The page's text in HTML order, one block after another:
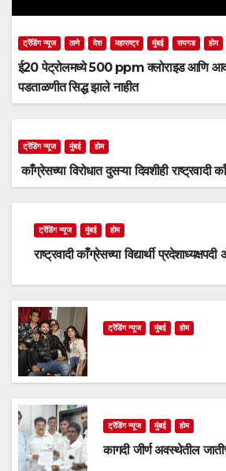
ट्रेंडिंग न्यूज ठाणे देश महाराष्ट्र मुंबई रायगड होम
ई20 पेट्रोलमध्ये 500 ppm क्लोराइड आणि
पडताळणीत सिद्ध झाले नाहीत
ट्रेंडिंग न्यूज मुंबई होम
काँग्रेसच्या विरोधात दुसऱ्या दिवशीही
ट्रेंडिंग न्यूज मुंबई होम
राष्ट्रवादी काँग्रेसच्या विद्यार्थी
ट्रेंडिंग न्यूज मुंबई होम
ट्रेंडिंग न्यूज मुंबई होम
कागदी जीर्ण अवस्थेतील